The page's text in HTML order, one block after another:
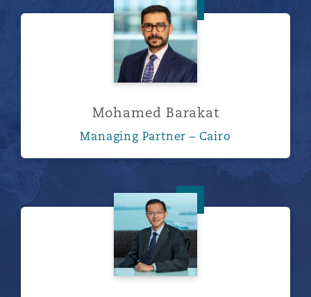
Mohamed Barakat
Mohamed Barakat
Managing Partner – Cairo
Ik Wei Chong